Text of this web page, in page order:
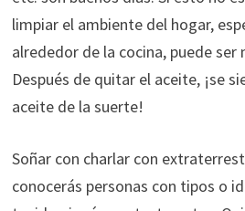
limpiar el ambiente del hogar,
alrededor de la cocina, puede
Después de quitar el aceite, ¡se
aceite de la suerte!
Soñar con charlar con
conocerás personas con tipos o